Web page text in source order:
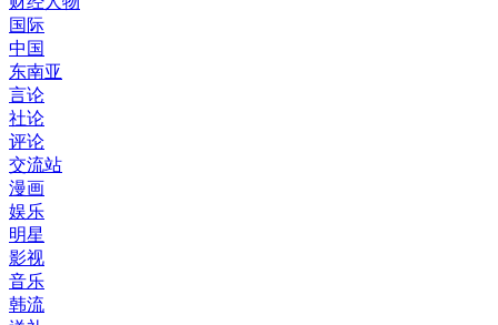
国际
中国
东南亚
言论
社论
评论
交流站
漫画
娱乐
明星
影视
音乐
韩流